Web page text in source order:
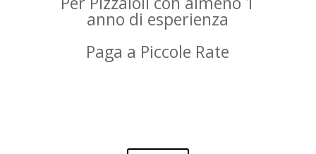
anno di esperienza
Paga a Piccole Rate